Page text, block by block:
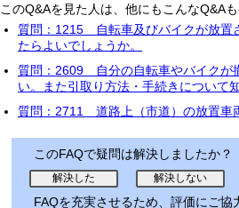
このQ&Aを見た人は、他にもこんなQ&Aも
質問：1215 自転車及びバイクが放置
たらよいでしょうか。
質問：2609 自分の自転車やバイクが
い。また引取り方法・手続きについて
質問：2711 道路上（市道）の放置車
このFAQで疑問は解決しましたか？
FAQを充実させるため、評価にご協